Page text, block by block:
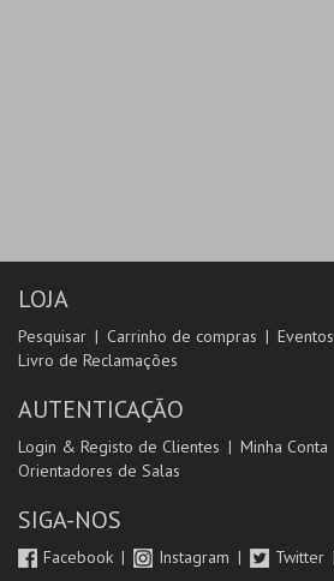
LOJA
Pesquisar Carrinho de compras Eventos
Livro de Reclamações
AUTENTICAÇÃO
Login & Registo de Clientes Minha Conta
Orientadores de Salas
SIGA-NOS
Facebook Instagram Twitter